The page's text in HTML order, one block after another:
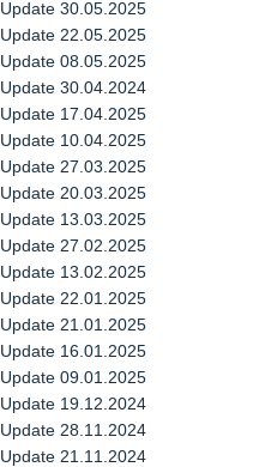
Update 30.05.2025
Update 22.05.2025
Update 08.05.2025
Update 30.04.2024
Update 17.04.2025
Update 10.04.2025
Update 27.03.2025
Update 20.03.2025
Update 13.03.2025
Update 27.02.2025
Update 13.02.2025
Update 22.01.2025
Update 21.01.2025
Update 16.01.2025
Update 09.01.2025
Update 19.12.2024
Update 28.11.2024
Update 21.11.2024